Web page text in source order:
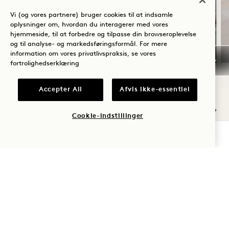
Gælder for ophold fra 20. juli - 31.
oktober 2026
Vi (og vores partnere) bruger cookies til at indsamle
oplysninger om, hvordan du interagerer med vores
hjemmeside, til at forbedre og tilpasse din browseroplevelse
og til analyse- og markedsføringsformål. For mere
information om vores privatlivspraksis, se vores
fortrolighedserklæring
Accepter All Afvis ikke-essentiel
Cookie-indstillinger